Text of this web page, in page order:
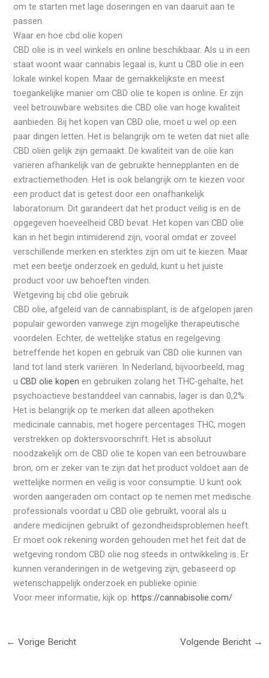
om te starten met lage doseringen en van daaruit aan te
passen.
Waar en hoe cbd olie kopen
CBD olie is in veel winkels en online beschikbaar. Als u in een
staat woont waar cannabis legaal is, kunt u CBD olie in een
lokale winkel kopen. Maar de gemakkelijkste en meest
toegankelijke manier om CBD olie te kopen is online. Er zijn
veel betrouwbare websites die CBD olie van hoge kwaliteit
aanbieden. Bij het kopen van CBD olie, moet u wel op een
paar dingen letten. Het is belangrijk om te weten dat niet alle
CBD oliën gelijk zijn gemaakt. De kwaliteit van de olie kan
variëren afhankelijk van de gebruikte hennepplanten en de
extractiemethoden. Het is ook belangrijk om te kiezen voor
een product dat is getest door een onafhankelijk
laboratorium. Dit garandeert dat het product veilig is en de
opgegeven hoeveelheid CBD bevat. Het kopen van CBD olie
kan in het begin intimiderend zijn, vooral omdat er zoveel
verschillende merken en sterktes zijn om uit te kiezen. Maar
met een beetje onderzoek en geduld, kunt u het juiste
product voor uw behoeften vinden.
Wetgeving bij cbd olie gebruik
CBD olie, afgeleid van de cannabisplant, is de afgelopen jaren
populair geworden vanwege zijn mogelijke therapeutische
voordelen. Echter, de wettelijke status en regelgeving
betreffende het kopen en gebruik van CBD olie kunnen van
land tot land sterk variëren. In Nederland, bijvoorbeeld, mag
uCBD olie kopen en gebruiken zolang het THC-gehalte, het
psychoactieve bestanddeel van cannabis, lager is dan 0,2%.
Het is belangrijk op te merken dat alleen apotheken
medicinale cannabis, met hogere percentages THC, mogen
verstrekken op doktersvoorschrift. Het is absoluut
noodzakelijk om de CBD olie te kopen van een betrouwbare
bron, om er zeker van te zijn dat het product voldoet aan de
wettelijke normen en veilig is voor consumptie. U kunt ook
worden aangeraden om contact op te nemen met medische
professionals voordat u CBD olie gebruikt, vooral als u
andere medicijnen gebruikt of gezondheidsproblemen heeft.
Er moet ook rekening worden gehouden met het feit dat de
wetgeving rondom CBD olie nog steeds in ontwikkeling is. Er
kunnen veranderingen in de wetgeving zijn, gebaseerd op
wetenschappelijk onderzoek en publieke opinie.
Voor meer informatie, kijk op:https://cannabisolie.com/
← Vorige Bericht Volgende Bericht →